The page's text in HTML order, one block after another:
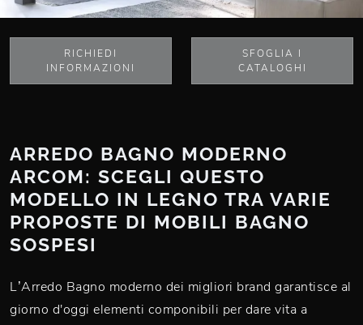
RICHIEDI
INFORMAZIONI
SFOGLIA I
CATALOGHI
ARREDO BAGNO MODERNO
ARCOM: SCEGLI QUESTO
MODELLO IN LEGNO TRA VARIE
PROPOSTE DI MOBILI BAGNO
SOSPESI
L’Arredo Bagno moderno dei migliori brand garantisce al
giorno d'oggi elementi componibili per dare vita a